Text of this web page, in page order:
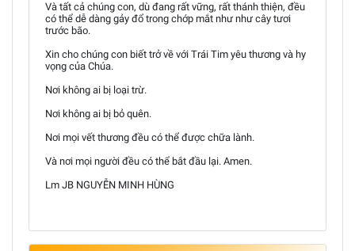
Và tất cả chúng con, dù đang rất vững, rất thánh thiện, đều
có thể dễ dàng gảy đổ trong chớp mắt như như cây tươi
trước bão.
Xin cho chúng con biết trở về với Trái Tim yêu thương và hy
vọng của Chúa.
Nơi không ai bị loại trừ.
Nơi không ai bị bỏ quên.
Nơi mọi vết thương đều có thể được chữa lành.
Và nơi mọi người đều có thể bắt đầu lại. Amen.
Lm JB NGUYỄN MINH HÙNG